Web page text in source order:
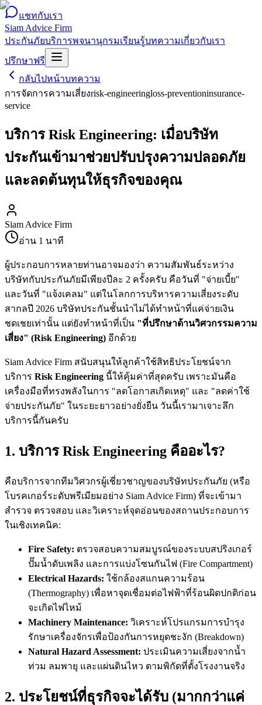
แชทกับเรา
Siam Advice Firm
ประกันภัยบริการพจนานุกรมเรียนรู้บทความเกี่ยวกับเรา
ปรึกษาฟรี
กลับไปหน้าบทความ
การจัดการความเสี่ยงrisk-engineeringloss-preventioninsurance-
service
บริการ Risk Engineering: เมื่อบริษัท
ประกันเข้ามาช่วยปรับปรุงความปลอดภัย
และลดต้นทุนให้ธุรกิจของคุณ
Siam Advice Firm
อ่าน 1 นาที
ผู้ประกอบการหลายท่านอาจมองว่า ความสัมพันธ์ระหว่าง
บริษัทกับประกันภัยมีเพียงปีละ 2 ครั้งครับ คือวันที่ "จ่ายเบี้ย"
และวันที่ "แจ้งเคลม" แต่ในโลกการบริหารความเสี่ยงระดับ
สากลปี 2026 บริษัทประกันชั้นนำไม่ได้ทำหน้าที่แค่จ่ายเงิน
ชดเชยเท่านั้น แต่ยังทำหน้าที่เป็น "ที่ปรึกษาด้านวิศวกรรมความ
เสี่ยง" (Risk Engineering) อีกด้วย
Siam Advice Firm สนับสนุนให้ลูกค้าใช้สิทธิประโยชน์จาก
บริการ Risk Engineering นี้ให้คุ้มค่าที่สุดครับ เพราะมันคือ
เครื่องมือที่ทรงพลังในการ "ลดโอกาสเกิดเหตุ" และ "ลดค่าใช้
จ่ายประกันภัย" ในระยะยาวอย่างยั่งยืน วันนี้เรามาเจาะลึก
บริการนี้กันครับ
1. บริการ Risk Engineering คืออะไร?
คือบริการจากทีมวิศวกรผู้เชี่ยวชาญของบริษัทประกันภัย (หรือ
โบรคเกอร์ระดับพรีเมียมอย่าง Siam Advice Firm) ที่จะเข้ามา
สำรวจ ตรวจสอบ และวิเคราะห์จุดอ่อนของสถานประกอบการ
ในเชิงเทคนิค:
Fire Safety: ตรวจสอบความสมบูรณ์ของระบบสปริงเกอร์
ปั๊มน้ำดับเพลิง และการแบ่งโซนกันไฟ (Fire Compartment)
Electrical Hazards: ใช้กล้องสแกนความร้อน
(Thermography) เพื่อหาจุดเชื่อมต่อไฟฟ้าที่ร้อนผิดปกติก่อน
จะเกิดไฟไหม้
Machinery Maintenance: วิเคราะห์โปรแกรมการบำรุง
รักษาเครื่องจักรเพื่อป้องกันการหยุดชะงัก (Breakdown)
Natural Hazard Assessment: ประเมินความเสี่ยงจากน้ำ
ท่วม ลมพายุ และแผ่นดินไหว ตามพิกัดที่ตั้งโรงงานจริง
2. ประโยชน์ที่ธุรกิจจะได้รับ (มากกว่าแค่